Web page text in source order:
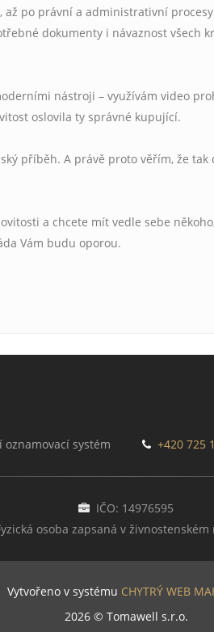
po právní a administrativní
dokumenty i návaznost všech
nástroji – využívám video
oslovila ty správné kupující.
příběh. A právě proto věřím, že
a chcete mít vedle sebe
Vám budu oporou.
oznamovací systém +420 725
IČO: 14976595
osoba zapsaná v
Vytvořeno v systému CHYTRÝ WEB
2026 © Tomawell s.r.o.